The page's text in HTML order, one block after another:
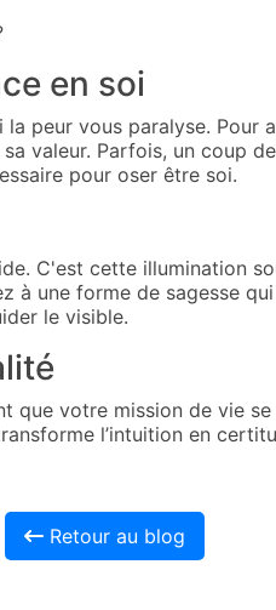
en soi
peur vous paralyse.
valeur. Parfois, un coup
pour oser être soi.
C'est cette illumination
une forme de sagesse
le visible.
que votre mission de vie
l’intuition en
Retour au blog